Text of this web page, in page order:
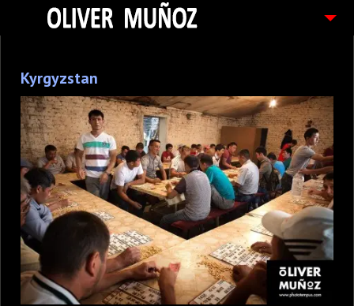
FOTOGRAFIAS
CONTACTO
PEDIDOS
Kyrgyzstan